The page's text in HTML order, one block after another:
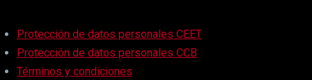
Protección de datos personales CEET
Protección de datos personales CCB
Términos y condiciones